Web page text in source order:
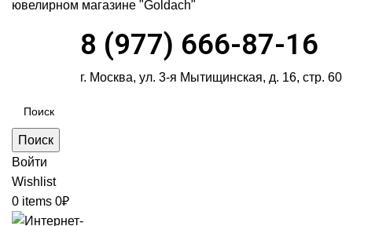
8 (977) 666-87-16
г. Москва, ул. 3-я Мытищинская, д. 16, стр. 60
Поиск
Войти
Wishlist
0 items 0₽